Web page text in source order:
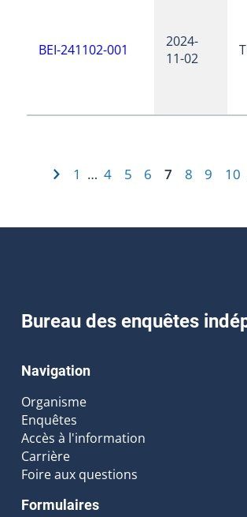
BEI-241102-001
2024-
11-02
1 … 4 5 6 7 8 9 10
Bureau des enquêtes
Navigation
Organisme
Enquêtes
Accès à l'information
Carrière
Foire aux questions
Formulaires